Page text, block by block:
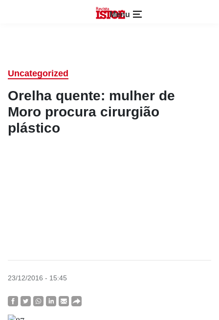
Menu
Uncategorized
Orelha quente: mulher de
Moro procura cirurgião
plástico
23/12/2016 - 15:45